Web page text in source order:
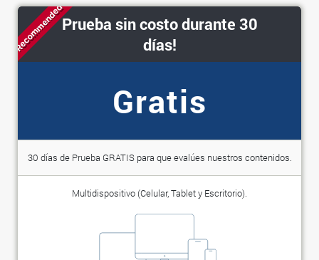
RecommendedPrueba sin costo durante 30
días!
Gratis
30 días de Prueba GRATIS para que evalúes nuestros contenidos.
Multidispositivo (Celular, Tablet y Escritorio).